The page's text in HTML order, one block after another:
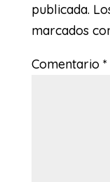
publicada.
marcados
Comentario *